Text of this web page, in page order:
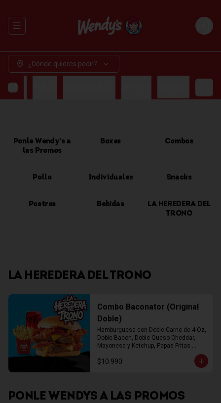
Abrir menu de navegación Login
¿Dónde quieres pedir?
Ponle Wendy's a
las Promos
Boxes Combos
Pollo Individuales Snacks
Postres Bebidas
LA HEREDERA DEL
TRONO
LA HEREDERA DEL TRONO
Combo Baconator (Original
Doble)
Hamburguesa con Doble Carne de 4 Oz,
Doble Bacon, Doble Queso Cheddar,
Mayonesa y Ketchup, Papas Fritas
$10.990
PONLE WENDYS A LAS PROMOS